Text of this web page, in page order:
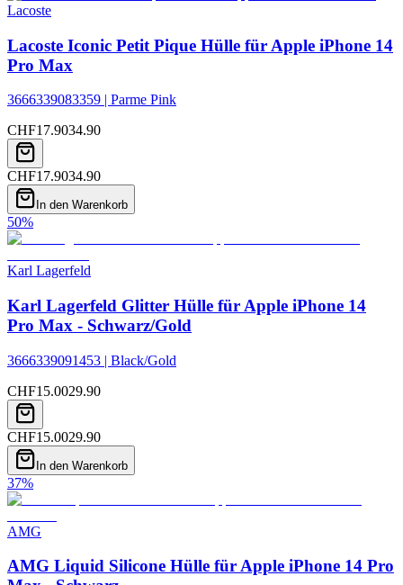
Lacoste
Lacoste Iconic Petit Pique Hülle für Apple iPhone 14
Pro Max
3666339083359 | Parme Pink
CHF17.9034.90
CHF17.9034.90
In den Warenkorb
50%
Karl Lagerfeld
Karl Lagerfeld Glitter Hülle für Apple iPhone 14
Pro Max - Schwarz/Gold
3666339091453 | Black/Gold
CHF15.0029.90
CHF15.0029.90
In den Warenkorb
37%
AMG
AMG Liquid Silicone Hülle für Apple iPhone 14 Pro